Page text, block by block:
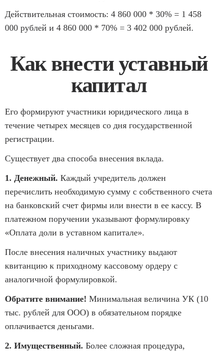
Действительная стоимость: 4 860 000 * 30% = 1 458
000 рублей и 4 860 000 * 70% = 3 402 000 рублей.
Как внести уставный
капитал
Его формируют участники юридического лица в
течение четырех месяцев со дня государственной
регистрации.
Существует два способа внесения вклада.
1. Денежный. Каждый учредитель должен
перечислить необходимую сумму с собственного счета
на банковский счет фирмы или внести в ее кассу. В
платежном поручении указывают формулировку
«Оплата доли в уставном капитале».
После внесения наличных участнику выдают
квитанцию к приходному кассовому ордеру с
аналогичной формулировкой.
Обратите внимание! Минимальная величина УК (10
тыс. рублей для ООО) в обязательном порядке
оплачивается деньгами.
2. Имущественный. Более сложная процедура,